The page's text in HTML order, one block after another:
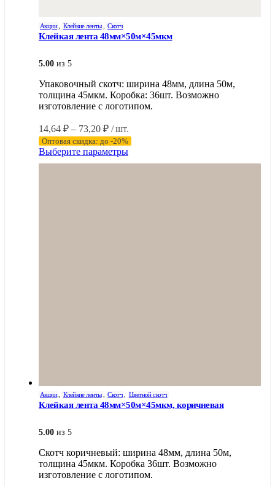
Акции, Клейкие ленты , Скотч
Клейкая лента 48мм×50м×45мкм
5.00 из 5
Упаковочный скотч: ширина 48мм, длина 50м,
толщина 45мкм. Коробка: 36шт. Возможно
изготовление с логотипом.
14,64 ₽ – 73,20 ₽Диапазон
цен:
14,64 ₽
–
/ шт.
Оптовая скидка: до -20%
Выберите параметрыЭтот
товар
Акции, Клейкие ленты , Скотч, Цветной скотч
Клейкая лента 48мм×50м×45мкм, коричневая
5.00 из 5
Скотч коричневый: ширина 48мм, длина 50м,
толщина 45мкм. Коробка 36шт. Возможно
изготовление с логотипом.